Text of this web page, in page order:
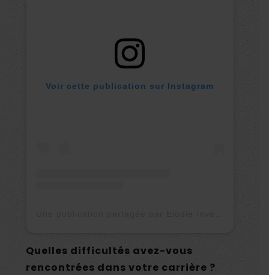
Voir cette publication sur Instagram
Quelles difficultés avez-vous
rencontrées dans votre carrière ?